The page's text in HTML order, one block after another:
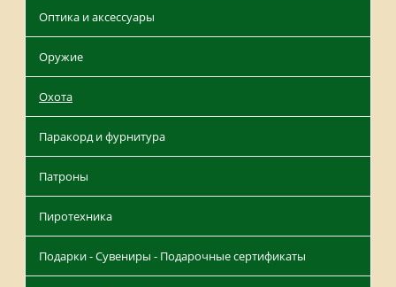
Оптика и аксессуары
Оружие
Охота
Паракорд и фурнитура
Патроны
Пиротехника
Подарки - Сувениры - Подарочные сертификаты